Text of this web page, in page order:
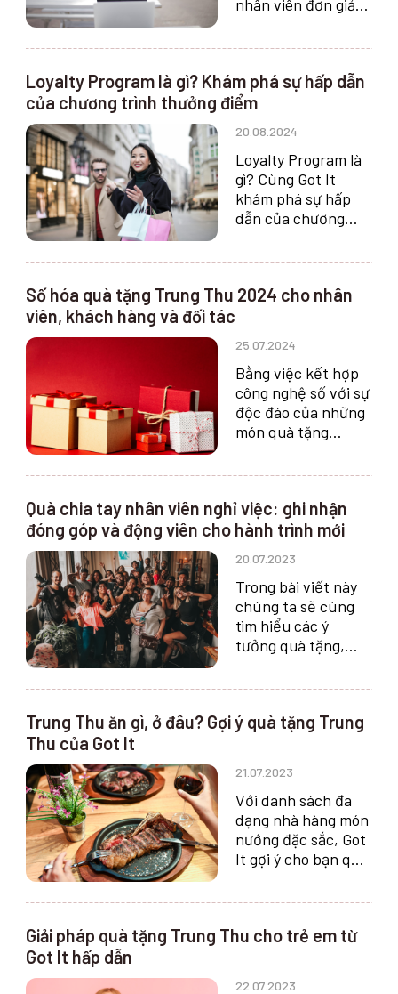
nhân viên đơn giản
đây.
Loyalty Program là gì? Khám phá sự hấp dẫn
của chương trình thưởng điểm
20.08.2024
Loyalty Program là
gì? Cùng Got It
khám phá sự hấp
dẫn của chương
và những lợi ích mà
khách hàng và
Số hóa quà tặng Trung Thu 2024 cho nhân
viên, khách hàng và đối tác
25.07.2024
Bằng việc kết hợp
công nghệ số với sự
độc đáo của những
món quà tặng
cách tiện lợi, để gửi
tốt đẹp trong dịp
đặc biệt.
Quà chia tay nhân viên nghỉ việc: ghi nhận
đóng góp và động viên cho hành trình mới
20.07.2023
Trong bài viết này
chúng ta sẽ cùng
tìm hiểu các ý
tưởng quà tặng,
ơn, cách thức trao
nghỉ việc.
Trung Thu ăn gì, ở đâu? Gợi ý quà tặng Trung
Thu của Got It
21.07.2023
Với danh sách đa
dạng nhà hàng món
nướng đặc sắc, Got
It gợi ý cho bạn quà
tuyệt vời để dành
gia đình.
Giải pháp quà tặng Trung Thu cho trẻ em từ
Got It hấp dẫn
22.07.2023